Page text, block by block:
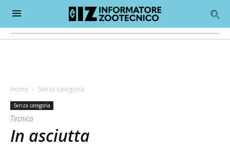
Home Senza categoria
Senza categoria
Tecnica
In asciutta